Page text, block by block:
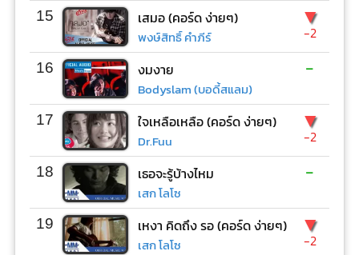
15 เสมอ (คอร์ด ง่ายๆ)
พงษ์สิทธิ์ คำภีร์
▼
-2
16 งมงาย
Bodyslam (บอดี้สแลม)
-
17 ใจเหลือเหลือ (คอร์ด ง่ายๆ)
Dr.Fuu
▼
-2
18 เธอจะรู้บ้างไหม
เสก โลโซ
-
19 เหงา คิดถึง รอ (คอร์ด ง่ายๆ)
เสก โลโซ
▼
-2